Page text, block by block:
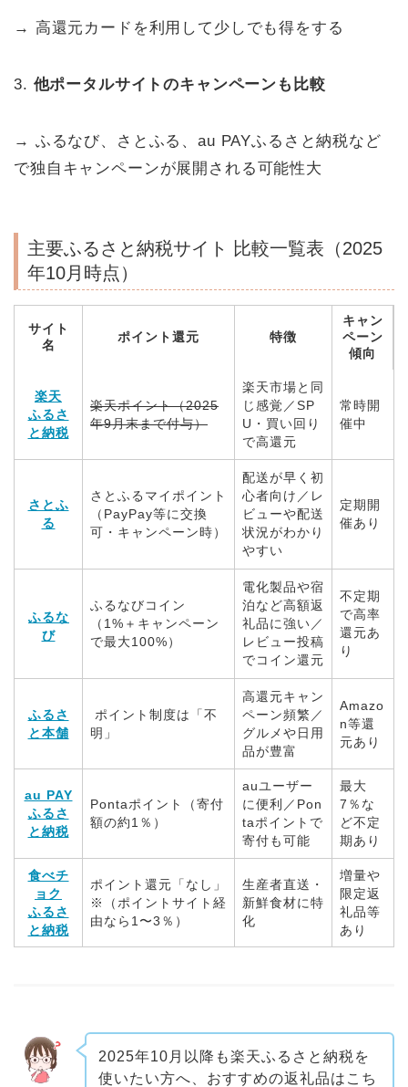
→ 高還元カードを利用して少しでも得をする
3. 他ポータルサイトのキャンペーンも比較
→ ふるなび、さとふる、au PAYふるさと納税など
で独自キャンペーンが展開される可能性大
主要ふるさと納税サイト 比較一覧表（2025
年10月時点）
サイト
名
ポイント還元 特徴
キャン
ペーン
傾向
楽天
ふるさ
と納税
楽天ポイント（2025
年9月末まで付与）
楽天市場と同
じ感覚／SP
U・買い回り
で高還元
常時開
催中
さとふ
る
さとふるマイポイント
（PayPay等に交換
可・キャンペーン時）
配送が早く初
心者向け／レ
ビューや配送
状況がわかり
やすい
定期開
催あり
ふるな
び
ふるなびコイン
（1%＋キャンペーン
で最大100%）
電化製品や宿
泊など高額返
礼品に強い／
レビュー投稿
でコイン還元
不定期
で高率
還元あ
り
ふるさ
と本舗
ポイント制度は「不
明」
高還元キャン
ペーン頻繁／
グルメや日用
品が豊富
Amazo
n等還
元あり
au PAY
ふるさ
と納税
Pontaポイント（寄付
額の約1％）
auユーザー
に便利／Pon
taポイントで
寄付も可能
最大
7％な
ど不定
期あり
食べチ
ョク
ふるさ
と納税
ポイント還元「なし」
※（ポイントサイト経
由なら1〜3％）
生産者直送・
新鮮食材に特
化
増量や
限定返
礼品等
あり
2025年10月以降も楽天ふるさと納税を
使いたい方へ、おすすめの返礼品はこち